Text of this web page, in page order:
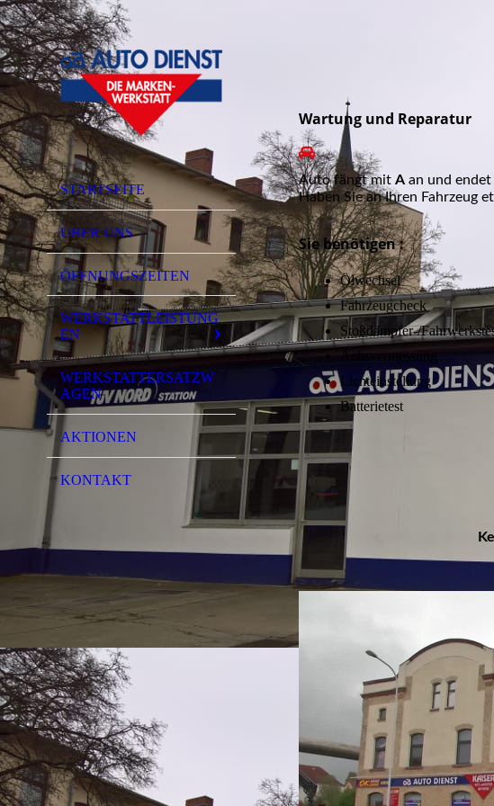
STARTSEITE
ÜBER UNS
ÖFFNUNGSZEITEN
WERKSTATTLEISTUNG
EN
WERKSTATTERSATZW
AGEN
AKTIONEN
KONTAKT
Wartung und Reparatur
Auto fängt mit A an und
Haben Sie an Ihren Fahrzeug
Sie benötigen :
Ölwechsel
Fahrzeugcheck
Stoßdämpfer-/
Achsvermessung
Lichteinstellung
Batterietest